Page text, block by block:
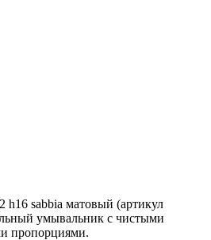
h16 sabbia матовый (артикул
умывальник с чистыми
пропорциями.